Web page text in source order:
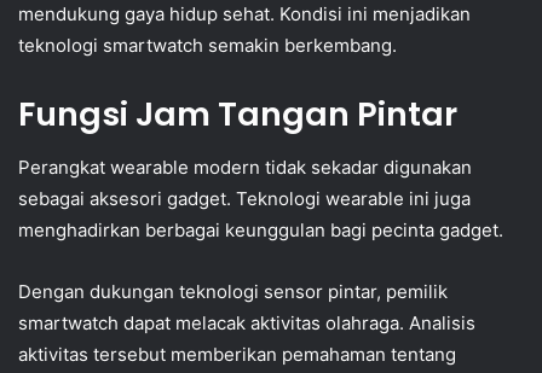
mendukung gaya hidup sehat. Kondisi ini menjadikan
teknologi smartwatch semakin berkembang.
Fungsi Jam Tangan Pintar
Perangkat wearable modern tidak sekadar digunakan
sebagai aksesori gadget. Teknologi wearable ini juga
menghadirkan berbagai keunggulan bagi pecinta gadget.
Dengan dukungan teknologi sensor pintar, pemilik
smartwatch dapat melacak aktivitas olahraga. Analisis
aktivitas tersebut memberikan pemahaman tentang